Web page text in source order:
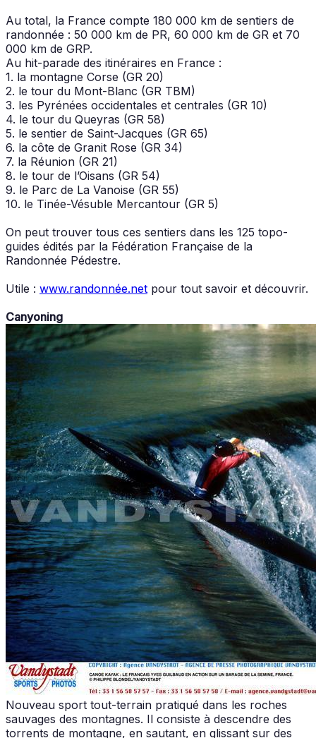
Au total, la France compte 180 000 km de sentiers de
randonnée : 50 000 km de PR, 60 000 km de GR et 70
000 km de GRP.
Au hit-parade des itinéraires en France :
1. la montagne Corse (GR 20)
2. le tour du Mont-Blanc (GR TBM)
3. les Pyrénées occidentales et centrales (GR 10)
4. le tour du Queyras (GR 58)
5. le sentier de Saint-Jacques (GR 65)
6. la côte de Granit Rose (GR 34)
7. la Réunion (GR 21)
8. le tour de l’Oisans (GR 54)
9. le Parc de La Vanoise (GR 55)
10. le Tinée-Vésuble Mercantour (GR 5)
On peut trouver tous ces sentiers dans les 125 topo-
guides édités par la Fédération Française de la
Randonnée Pédestre.
Utile : www.randonnée.net pour tout savoir et découvrir.
Canyoning
Nouveau sport tout-terrain pratiqué dans les roches
sauvages des montagnes. Il consiste à descendre des
torrents de montagne, en sautant, en glissant sur des